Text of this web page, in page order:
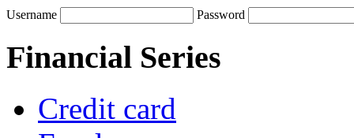
Username Password
Financial Series
Credit card